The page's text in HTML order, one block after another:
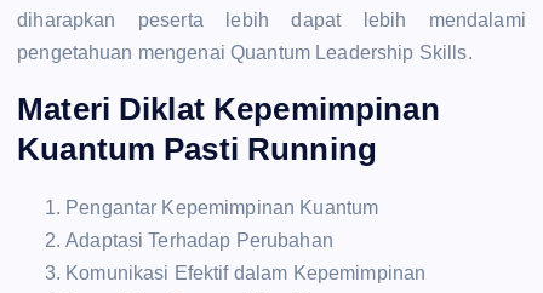
diharapkan peserta lebih dapat lebih mendalami
pengetahuan mengenai Quantum Leadership Skills.
Materi Diklat Kepemimpinan
Kuantum Pasti Running
Pengantar Kepemimpinan Kuantum
Adaptasi Terhadap Perubahan
Komunikasi Efektif dalam Kepemimpinan